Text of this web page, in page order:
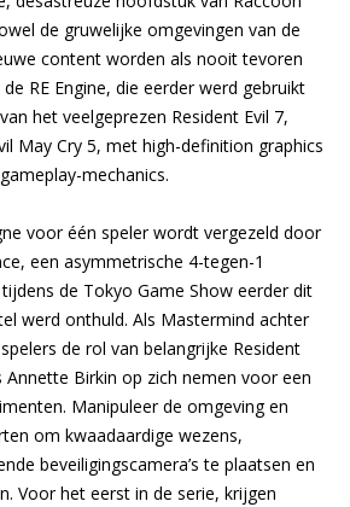
de gruwelijke omgevingen van de
content worden als nooit tevoren
RE Engine, die eerder werd gebruikt
het veelgeprezen Resident Evil 7,
May Cry 5, met high-definition graphics
mechanics.
voor één speler wordt vergezeld door
een asymmetrische 4-tegen-1
de Tokyo Game Show eerder dit
werd onthuld. Als Mastermind achter
de rol van belangrijke Resident
Annette Birkin op zich nemen voor een
Manipuleer de omgeving en
om kwaadaardige wezens,
beveiligingscamera’s te plaatsen en
Voor het eerst in de serie, krijgen